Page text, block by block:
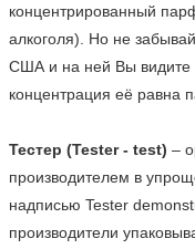
концентрированный
алкоголя). Но не
США и на ней Вы видите
концентрация её равна
Тестер (Tester - test) –
производителем в
надписью Tester
производители